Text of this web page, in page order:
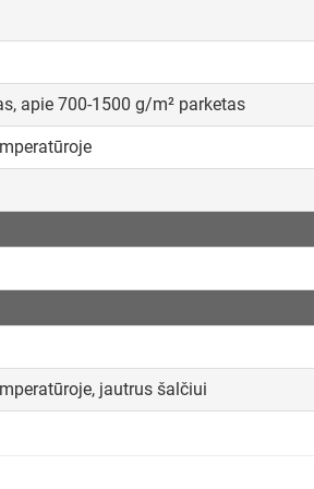
apie 700-1500 g/m² parketas
jautrus šalčiui